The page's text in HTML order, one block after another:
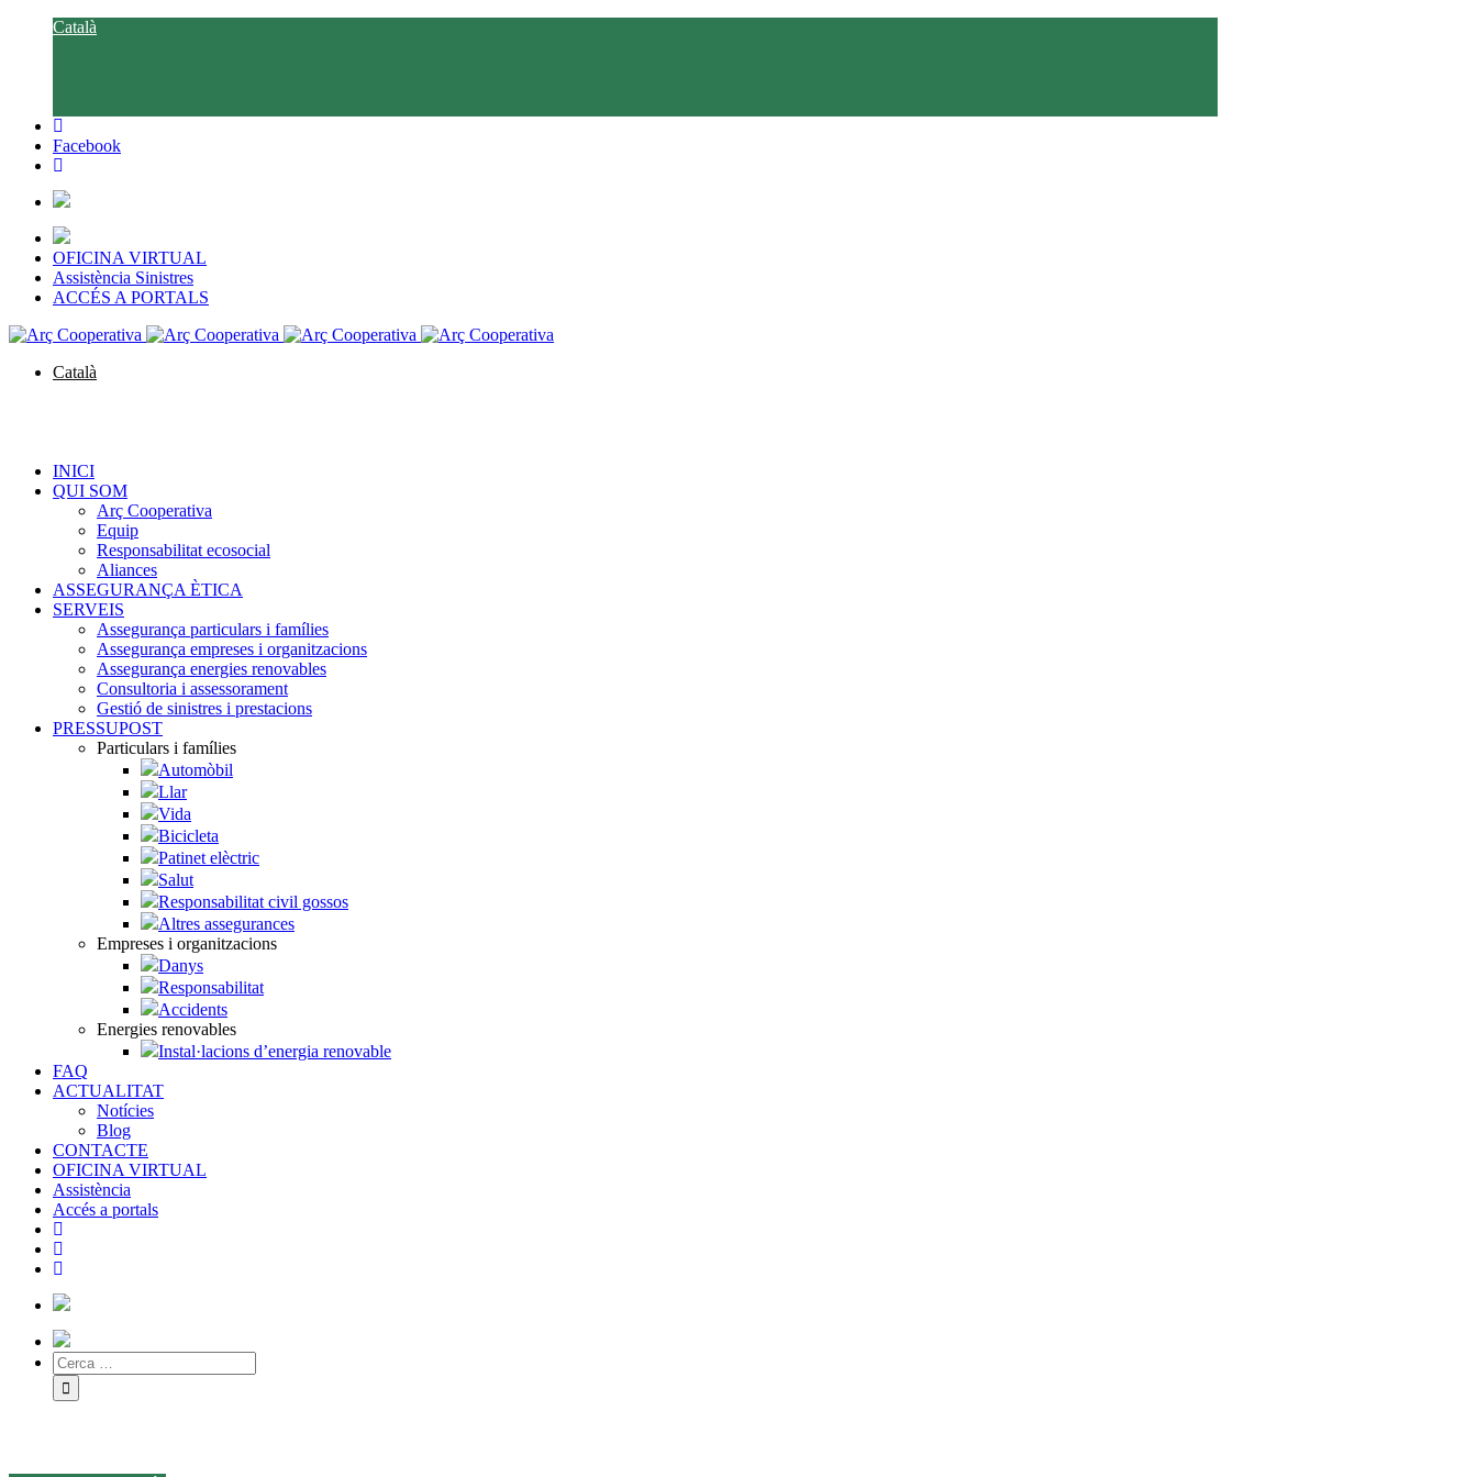
Català
Facebook
OFICINA VIRTUAL
Assistència Sinistres
ACCÉS A PORTALS
Català
INICI
QUI SOM
Arç Cooperativa
Equip
Responsabilitat ecosocial
Aliances
ASSEGURANÇA ÈTICA
SERVEIS
Assegurança particulars i famílies
Assegurança empreses i organitzacions
Assegurança energies renovables
Consultoria i assessorament
Gestió de sinistres i prestacions
PRESSUPOST
Particulars i famílies
Automòbil
Llar
Vida
Bicicleta
Patinet elèctric
Salut
Responsabilitat civil gossos
Altres assegurances
Empreses i organitzacions
Danys
Responsabilitat
Accidents
Energies renovables
Instal·lacions d’energia renovable
FAQ
ACTUALITAT
Notícies
Blog
CONTACTE
OFICINA VIRTUAL
Assistència
Accés a portals